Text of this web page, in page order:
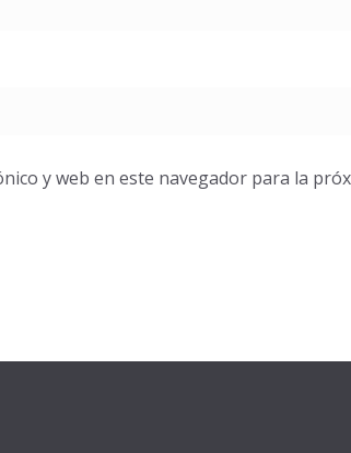
y web en este navegador para la